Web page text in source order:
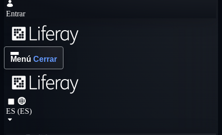
Entrar
Menú Cerrar
ES (ES)